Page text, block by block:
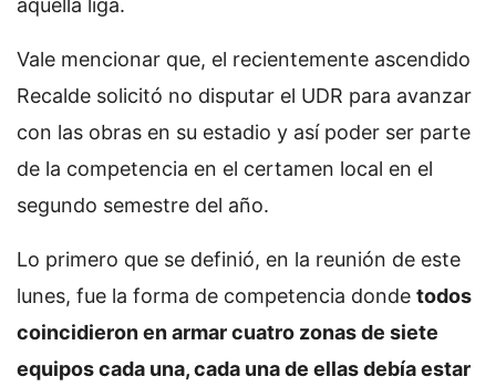
aquella liga.
Vale mencionar que, el recientemente ascendido
Recalde solicitó no disputar el UDR para avanzar
con las obras en su estadio y así poder ser parte
de la competencia en el certamen local en el
segundo semestre del año.
Lo primero que se definió, en la reunión de este
lunes, fue la forma de competencia donde todos
coincidieron en armar cuatro zonas de siete
equipos cada una, cada una de ellas debía estar